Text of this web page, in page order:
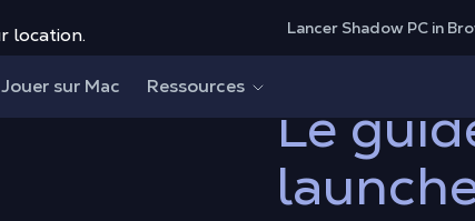
location. Lancer Shadow PC in
Jouer sur Mac Ressources
Shadow PC
Le